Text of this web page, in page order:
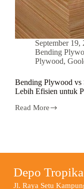
September 19,
Bending
Plywood,
Bending Plywood vs
Lebih Efisien untuk
Read More
Depo Tropika
Jl. Raya Setu